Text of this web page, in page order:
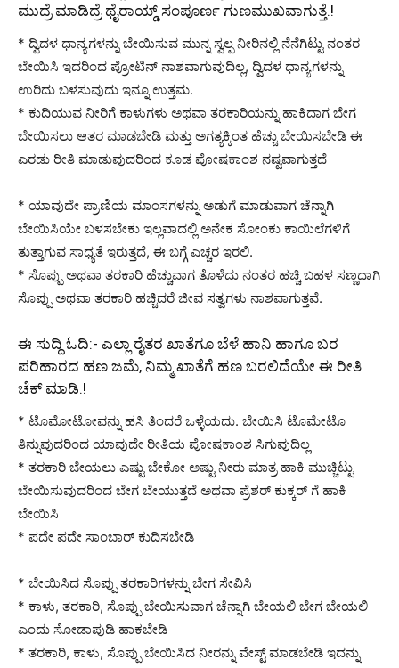
ಮುದ್ರೆ ಮಾಡಿದ್ರೆ ಥೈರಾಯ್ಡ್ ಸಂಪೂರ್ಣ ಗುಣಮುಖವಾಗುತ್ತೆ.!
* ದ್ವಿದಳ ಧಾನ್ಯಗಳನ್ನು ಬೇಯಿಸುವ ಮುನ್ನ ಸ್ವಲ್ಪ ನೀರಿನಲ್ಲಿ ನೆನೆಗಿಟ್ಟು ನಂತರ
ಬೇಯಿಸಿ ಇದರಿಂದ ಪ್ರೋಟಿನ್ ನಾಶವಾಗುವುದಿಲ್ಲ, ದ್ವಿದಳ ಧಾನ್ಯಗಳನ್ನು
ಉರಿದು ಬಳಸುವುದು ಇನ್ನೂ ಉತ್ತಮ.
* ಕುದಿಯುವ ನೀರಿಗೆ ಕಾಳುಗಳು ಅಥವಾ ತರಕಾರಿಯನ್ನು ಹಾಕಿದಾಗ ಬೇಗ
ಬೇಯಿಸಲು ಆತರ ಮಾಡಬೇಡಿ ಮತ್ತು ಅಗತ್ಯಕ್ಕಿಂತ ಹೆಚ್ಚು ಬೇಯಿಸಬೇಡಿ ಈ
ಎರಡು ರೀತಿ ಮಾಡುವುದರಿಂದ ಕೂಡ ಪೋಷಕಾಂಶ ನಷ್ಟವಾಗುತ್ತದೆ
* ಯಾವುದೇ ಪ್ರಾಣಿಯ ಮಾಂಸಗಳನ್ನು ಅಡುಗೆ ಮಾಡುವಾಗ ಚೆನ್ನಾಗಿ
ಬೇಯಿಸಿಯೇ ಬಳಸಬೇಕು ಇಲ್ಲವಾದಲ್ಲಿ ಅನೇಕ ಸೋಂಕು ಕಾಯಿಲೆಗಳಿಗೆ
ತುತ್ತಾಗುವ ಸಾಧ್ಯತೆ ಇರುತ್ತದೆ, ಈ ಬಗ್ಗೆ ಎಚ್ಚರ ಇರಲಿ.
* ಸೊಪ್ಪು ಅಥವಾ ತರಕಾರಿ ಹೆಚ್ಚುವಾಗ ತೊಳೆದು ನಂತರ ಹಚ್ಚಿ ಬಹಳ ಸಣ್ಣದಾಗಿ
ಸೊಪ್ಪು ಅಥವಾ ತರಕಾರಿ ಹಚ್ಚಿದರೆ ಜೀವ ಸತ್ವಗಳು ನಾಶವಾಗುತ್ತವೆ.
ಈ ಸುದ್ದಿ ಓದಿ:- ಎಲ್ಲಾ ರೈತರ ಖಾತೆಗೂ ಬೆಳೆ ಹಾನಿ ಹಾಗೂ ಬರ
ಪರಿಹಾರದ ಹಣ ಜಮೆ, ನಿಮ್ಮ ಖಾತೆಗೆ ಹಣ ಬರಲಿದೆಯೇ ಈ ರೀತಿ
ಚೆಕ್ ಮಾಡಿ.!
* ಟೊಮೋಟೋವನ್ನು ಹಸಿ ತಿಂದರೆ ಒಳ್ಳೆಯದು. ಬೇಯಿಸಿ ಟೊಮೇಟೊ
ತಿನ್ನುವುದರಿಂದ ಯಾವುದೇ ರೀತಿಯ ಪೋಷಕಾಂಶ ಸಿಗುವುದಿಲ್ಲ
* ತರಕಾರಿ ಬೇಯಲು ಎಷ್ಟು ಬೇಕೋ ಅಷ್ಟು ನೀರು ಮಾತ್ರ ಹಾಕಿ ಮುಚ್ಚಿಟ್ಟು
ಬೇಯಿಸುವುದರಿಂದ ಬೇಗ ಬೇಯುತ್ತದೆ ಅಥವಾ ಪ್ರೆಶರ್ ಕುಕ್ಕರ್ ಗೆ ಹಾಕಿ
ಬೇಯಿಸಿ
* ಪದೇ ಪದೇ ಸಾಂಬಾರ್ ಕುದಿಸಬೇಡಿ
* ಬೇಯಿಸಿದ ಸೊಪ್ಪು ತರಕಾರಿಗಳನ್ನು ಬೇಗ ಸೇವಿಸಿ
* ಕಾಳು, ತರಕಾರಿ, ಸೊಪ್ಪು ಬೇಯಿಸುವಾಗ ಚೆನ್ನಾಗಿ ಬೇಯಲಿ ಬೇಗ ಬೇಯಲಿ
ಎಂದು ಸೋಡಾಪುಡಿ ಹಾಕಬೇಡಿ
* ತರಕಾರಿ, ಕಾಳು, ಸೊಪ್ಪು ಬೇಯಿಸಿದ ನೀರನ್ನು ವೇಸ್ಟ್ ಮಾಡಬೇಡಿ ಇದನ್ನು